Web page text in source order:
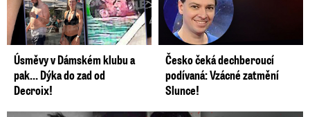
Úsměvy v Dámském klubu a
pak… Dýka do zad od
Decroix!
Česko čeká dechberoucí
podívaná: Vzácné zatmění
Slunce!